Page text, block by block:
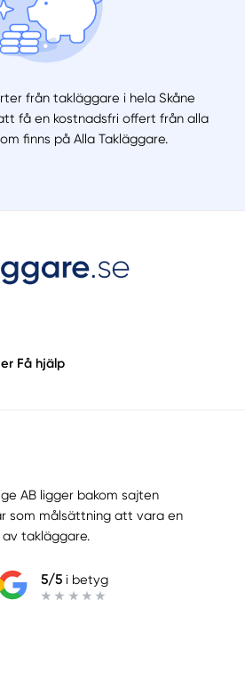
från takläggare i hela Skåne
få en kostnadsfri offert från alla
finns på Alla Takläggare.
Få hjälp
AB ligger bakom sajten
som målsättning att vara en
takläggare.
5/5i betyg